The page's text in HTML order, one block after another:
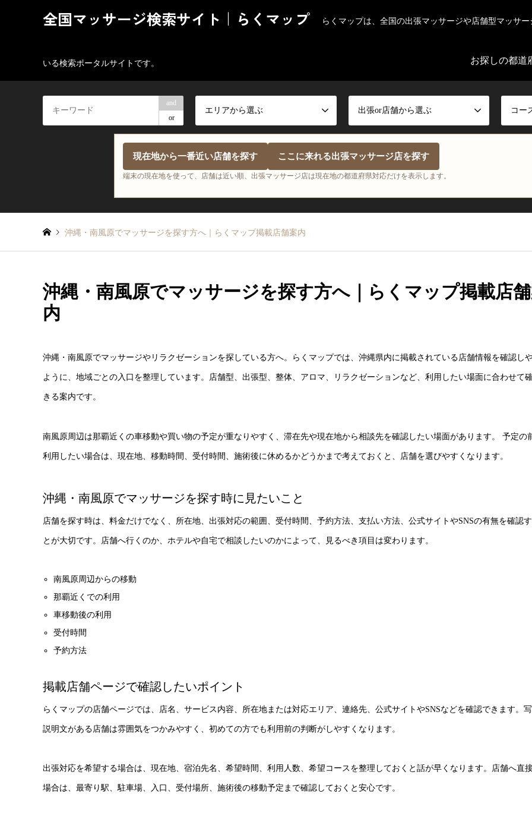
全国マッサージ検索サイト｜らくマップ らくマップは、全国の出張マッサージや店舗型マッサ
いる検索ポータルサイトです。 お探しの都道
and
or
エリアから選ぶ 出張or店舗から選ぶ コー
現在地から一番近い店舗を探す ここに来れる出張マッサージ店を探す
端末の現在地を使って、店舗は近い順、出張マッサージ店は現在地の都道府県対応だけを表示します。
沖縄・南風原でマッサージを探す方へ｜らくマップ掲載店舗案内
沖縄・南風原でマッサージを探す方へ｜らくマップ掲載店
内
沖縄・南風原でマッサージやリラクゼーションを探している方へ。らくマップでは、沖縄県内に掲載されている店舗情報を確認し
ように、地域ごとの入口を整理しています。店舗型、出張型、整体、アロマ、リラクゼーションなど、利用したい場面に合わせて
きる案内です。
南風原周辺は那覇近くの車移動や買い物の予定が重なりやすく、滞在先や現在地から相談先を確認したい場面があります。 予定の
利用したい場合は、現在地、移動時間、受付時間、施術後に休めるかどうかまで考えておくと、店舗を選びやすくなります。
沖縄・南風原でマッサージを探す時に見たいこと
店舗を探す時は、料金だけでなく、所在地、出張対応の範囲、受付時間、予約方法、支払い方法、公式サイトやSNSの有無を確認す
とが大切です。店舗へ行くのか、ホテルや自宅で相談したいのかによって、見るべき項目は変わります。
南風原周辺からの移動
那覇近くでの利用
車移動後の利用
受付時間
予約方法
掲載店舗ページで確認したいポイント
らくマップの店舗ページでは、店名、サービス内容、所在地または対応エリア、連絡先、公式サイトやSNSなどを確認できます。
説明文がある店舗は雰囲気をつかみやすく、初めての方でも利用前の判断がしやすくなります。
出張対応を希望する場合は、現在地、宿泊先名、希望時間、利用人数、希望コースを整理しておくと話が早くなります。店舗へ直接
場合は、最寄り駅、駐車場、入口、受付場所、施術後の移動予定まで確認しておくと安心です。